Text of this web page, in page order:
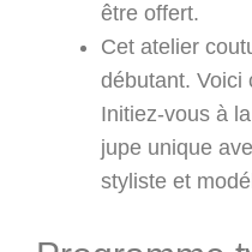
être offert.
Cet atelier
débutant. Voici
Initiez-vous à
jupe unique
styliste et